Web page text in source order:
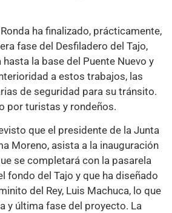
ha finalizado, prácticamente,
fase del Desfiladero del Tajo,
la base del Puente Nuevo y
a estos trabajos, las
de seguridad para su tránsito.
por turistas y rondeños.
que el presidente de la Junta
Moreno, asista a la inauguración
se completará con la pasarela
fondo del Tajo y que ha diseñado
del Rey, Luis Machuca, lo que
y última fase del proyecto. La